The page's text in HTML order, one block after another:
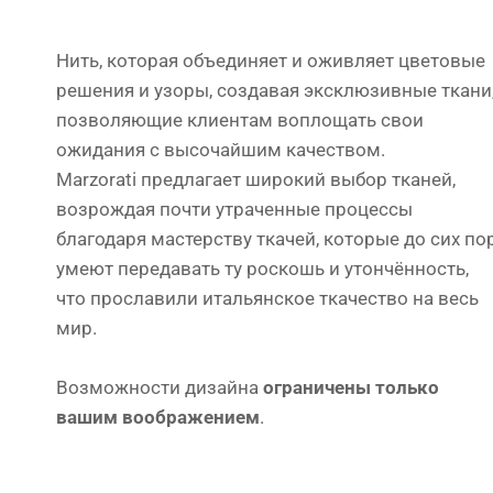
Нить, которая объединяет и оживляет цветовые
решения и узоры, создавая эксклюзивные
позволяющие клиентам воплощать свои
ожидания с высочайшим качеством.
Marzorati предлагает широкий выбор тканей,
возрождая почти утраченные процессы
благодаря мастерству ткачей, которые до сих
умеют передавать ту роскошь и утончённость,
что прославили итальянское ткачество на весь
мир.
Возможности дизайна ограничены только
вашим воображением.